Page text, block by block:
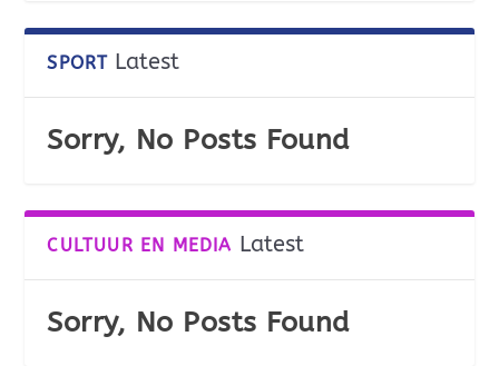
SPORT Latest
Sorry, No Posts Found
CULTUUR EN MEDIA Latest
Sorry, No Posts Found